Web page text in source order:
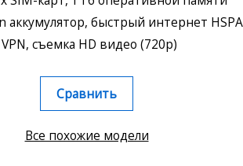
аккумулятор, быстрый интернет
съемка HD видео (720p)
Сравнить
Все похожие модели